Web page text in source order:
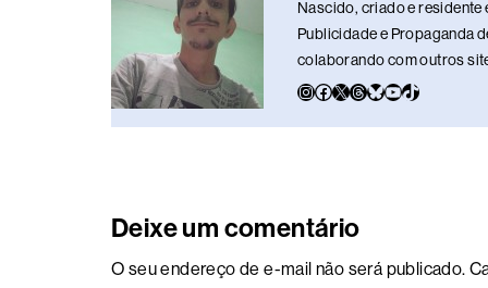
Nascido, criado e residente
Publicidade e Propaganda
colaborando com outros
Deixe um comentário
O seu endereço de e-mail não será publicado.